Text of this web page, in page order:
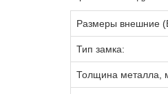
Размеры внешние
Тип замка:
Толщина металла,